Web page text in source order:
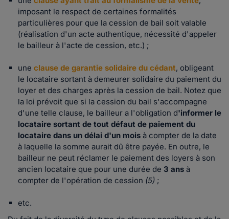
imposant le respect de certaines formalités
particulières pour que la cession de bail soit valable
(réalisation d'un acte authentique, nécessité d'appeler
le bailleur à l'acte de cession, etc.) ;
une clause de garantie solidaire du cédant, obligeant
le locataire sortant à demeurer solidaire du paiement du
loyer et des charges après la cession de bail. Notez que
la loi prévoit que si la cession du bail s'accompagne
d'une telle clause, le bailleur a l'obligation d'informer le
locataire sortant de tout défaut de paiement du
locataire dans un délai d'un mois à compter de la date
à laquelle la somme aurait dû être payée. En outre, le
bailleur ne peut réclamer le paiement des loyers à son
ancien locataire que pour une durée de 3 ans à
compter de l'opération de cession (5) ;
etc.